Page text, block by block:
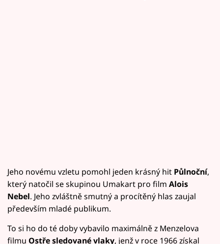
Jeho novému vzletu pomohl jeden krásný hit Půlnoční,
který natočil se skupinou Umakart pro film Alois
Nebel. Jeho zvláštně smutný a procítěný hlas zaujal
především mladé publikum.
To si ho do té doby vybavilo maximálně z Menzelova
filmu Ostře sledované vlaky, jenž v roce 1966 získal